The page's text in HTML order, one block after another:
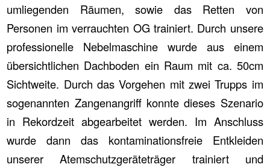
umliegenden Räumen, sowie das Retten von
Personen im verrauchten OG trainiert. Durch unsere
professionelle Nebelmaschine wurde aus einem
übersichtlichen Dachboden ein Raum mit ca. 50cm
Sichtweite. Durch das Vorgehen mit zwei Trupps im
sogenannten Zangenangriff konnte dieses Szenario
in Rekordzeit abgearbeitet werden. Im Anschluss
wurde dann das kontaminationsfreie Entkleiden
unserer Atemschutzgeräteträger trainiert und